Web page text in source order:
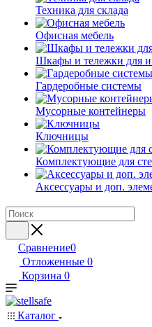
Техника для склада
Офисная мебель
Шкафы и тележки для
Гардеробные системы
Мусорные контейнеры
Ключницы
Комплектующие для
Аксессуары и доп.
Сравнение0
Отложенные 0
Корзина 0
Каталог